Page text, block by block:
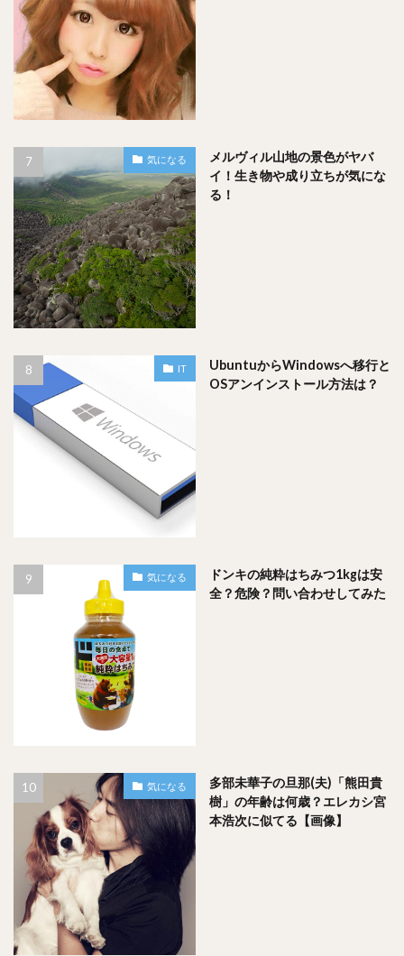
気になる
メルヴィル山地の景色がヤバ
イ！生き物や成り立ちが気にな
る！
IT
UbuntuからWindowsへ移行と
OSアンインストール方法は？
気になる
ドンキの純粋はちみつ1kgは安
全？危険？問い合わせしてみた
気になる
多部未華子の旦那(夫)「熊田貴
樹」の年齢は何歳？エレカシ宮
本浩次に似てる【画像】